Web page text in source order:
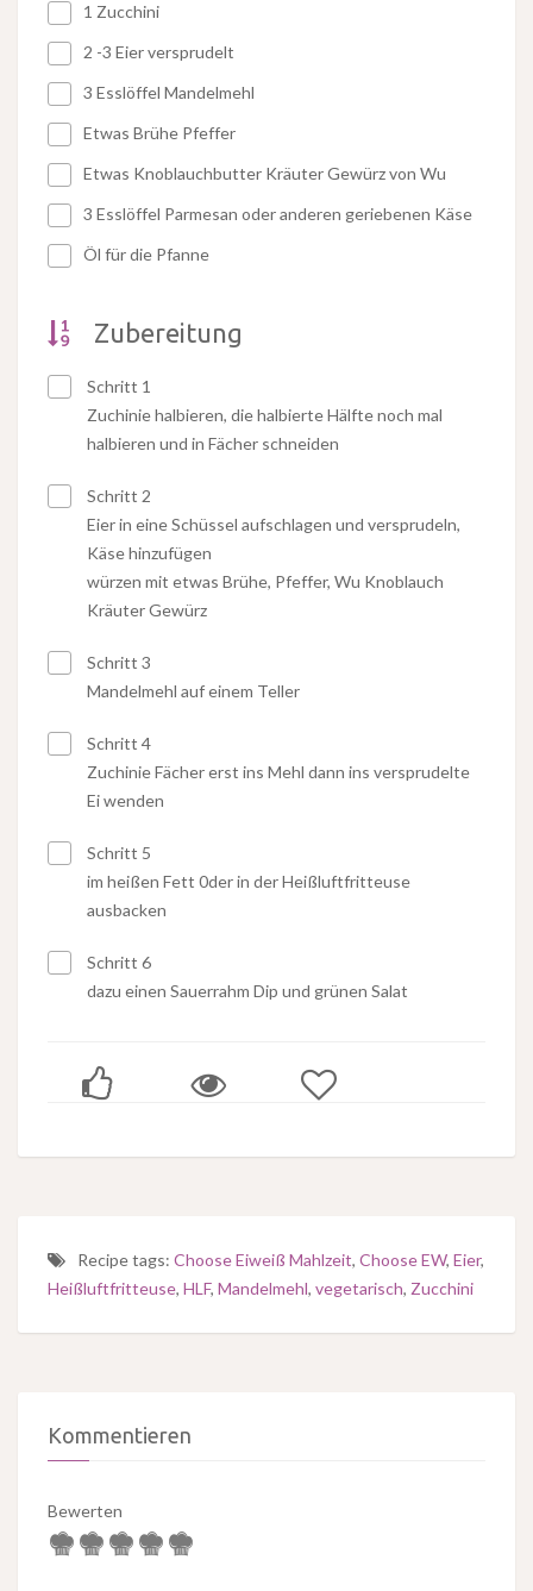
1 Zucchini
2 -3 Eier versprudelt
3 Esslöffel Mandelmehl
Etwas Brühe Pfeffer
Etwas Knoblauchbutter Kräuter Gewürz von Wu
3 Esslöffel Parmesan oder anderen geriebenen Käse
Öl für die Pfanne
Zubereitung
Schritt 1
Zuchinie halbieren, die halbierte Hälfte noch mal
halbieren und in Fächer schneiden
Schritt 2
Eier in eine Schüssel aufschlagen und versprudeln,
Käse hinzufügen
würzen mit etwas Brühe, Pfeffer, Wu Knoblauch
Kräuter Gewürz
Schritt 3
Mandelmehl auf einem Teller
Schritt 4
Zuchinie Fächer erst ins Mehl dann ins versprudelte
Ei wenden
Schritt 5
im heißen Fett 0der in der Heißluftfritteuse
ausbacken
Schritt 6
dazu einen Sauerrahm Dip und grünen Salat
Recipe tags: Choose Eiweiß Mahlzeit, Choose EW, Eier,
Heißluftfritteuse, HLF, Mandelmehl, vegetarisch, Zucchini
Kommentieren
Bewerten